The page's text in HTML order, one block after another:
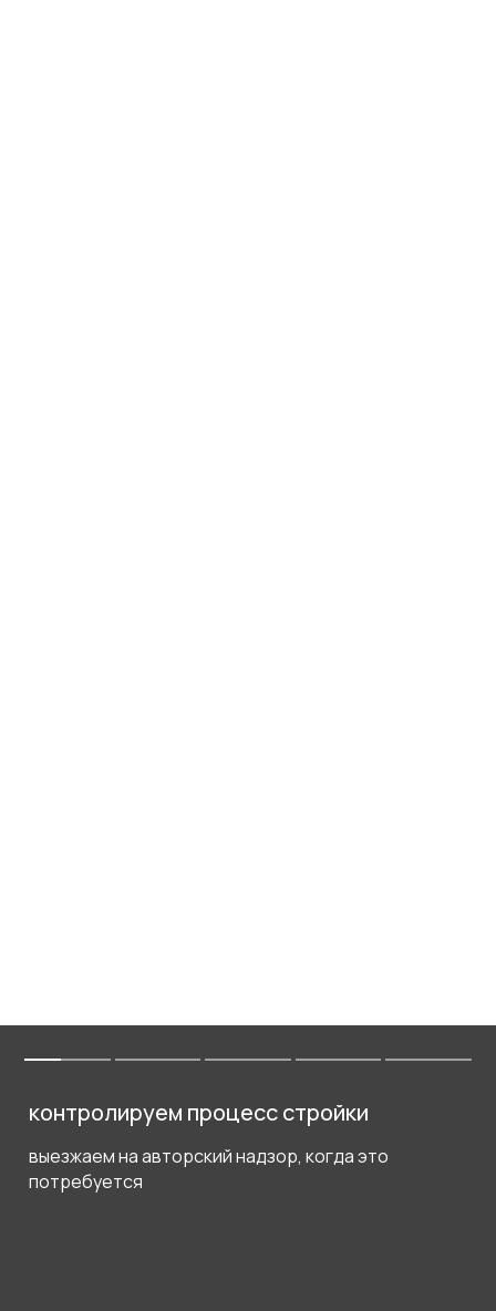
контролируем процесс стройки
выезжаем на авторский надзор, когда это
потребуется